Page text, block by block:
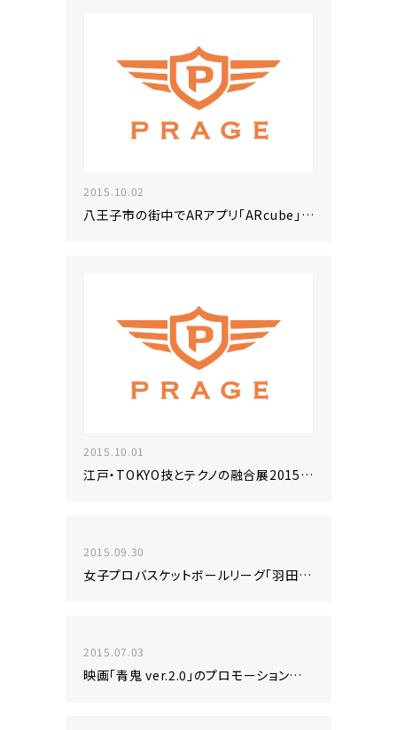
2015.10.02
八王子市の街中でARアプリ「ARcube」をご紹介
2015.10.01
江戸・TOKYO技とテクノの融合展2015出展のお知らせ ～AR -拡張現実- のご紹介～
2015.09.30
女子プロバスケットボールリーグ「羽田ヴィッキーズ」の公式ウェブサイト制作
2015.07.03
映画「青鬼 ver.2.0」のプロモーションにARプラットフォームサービス「ARcube」を採用